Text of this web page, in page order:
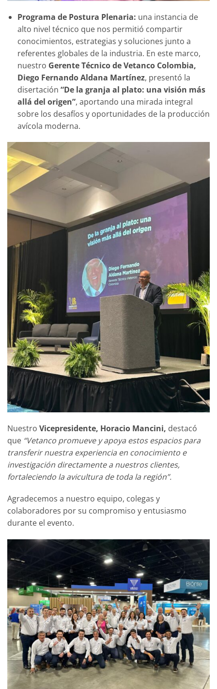
Programa de Postura Plenaria: una instancia de
alto nivel técnico que nos permitió compartir
conocimientos, estrategias y soluciones junto a
referentes globales de la industria. En este marco,
nuestro Gerente Técnico de Vetanco Colombia,
Diego Fernando Aldana Martínez, presentó la
disertación “De la granja al plato: una visión más
allá del origen”, aportando una mirada integral
sobre los desafíos y oportunidades de la producción
avícola moderna.
Nuestro Vicepresidente, Horacio Mancini, destacó
que “Vetanco promueve y apoya estos espacios para
transferir nuestra experiencia en conocimiento e
investigación directamente a nuestros clientes,
fortaleciendo la avicultura de toda la región”.
Agradecemos a nuestro equipo, colegas y
colaboradores por su compromiso y entusiasmo
durante el evento.